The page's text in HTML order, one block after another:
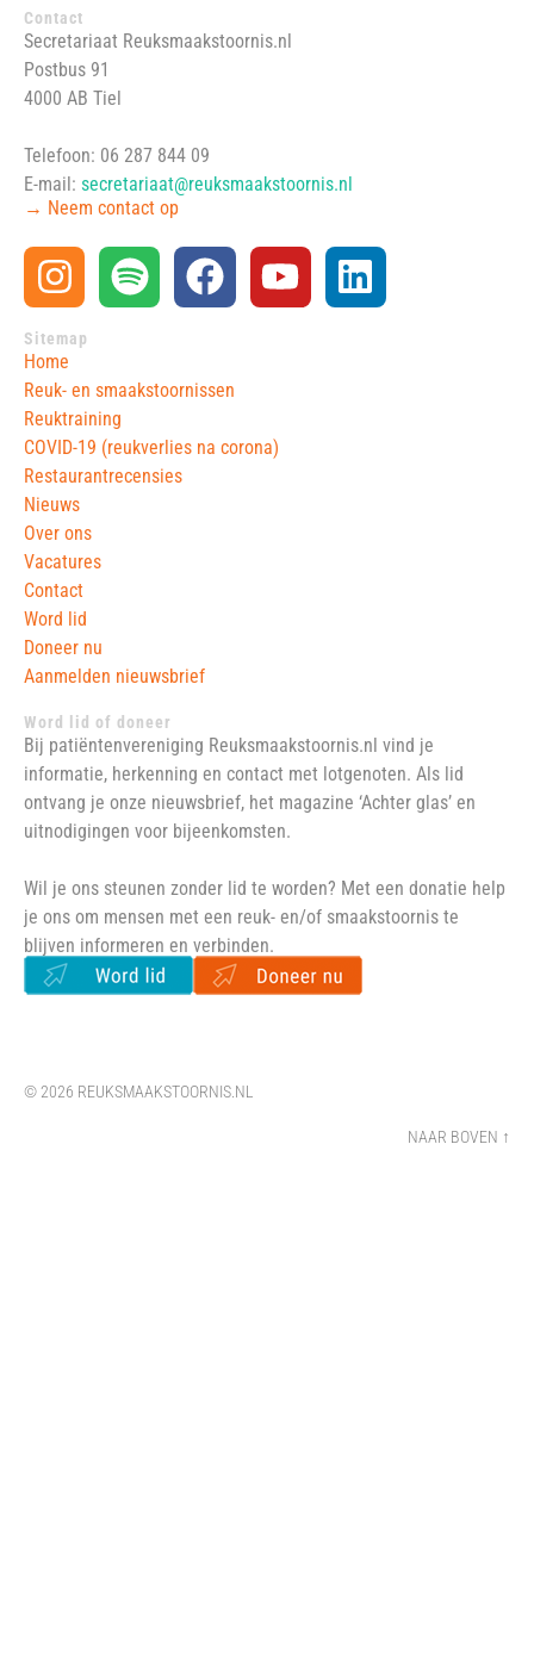
Contact
Secretariaat Reuksmaakstoornis.nl
Postbus 91
4000 AB Tiel
Telefoon: 06 287 844 09
E-mail: secretariaat@reuksmaakstoornis.nl
→ Neem contact op
Sitemap
Home
Reuk- en smaakstoornissen
Reuktraining
COVID-19 (reukverlies na corona)
Restaurantrecensies
Nieuws
Over ons
Vacatures
Contact
Word lid
Doneer nu
Aanmelden nieuwsbrief
Word lid of doneer
Bij patiëntenvereniging Reuksmaakstoornis.nl vind je
informatie, herkenning en contact met lotgenoten. Als lid
ontvang je onze nieuwsbrief, het magazine ‘Achter glas’ en
uitnodigingen voor bijeenkomsten.
Wil je ons steunen zonder lid te worden? Met een donatie help
je ons om mensen met een reuk- en/of smaakstoornis te
blijven informeren en verbinden.
© 2026 REUKSMAAKSTOORNIS.NL
NAAR BOVEN ↑